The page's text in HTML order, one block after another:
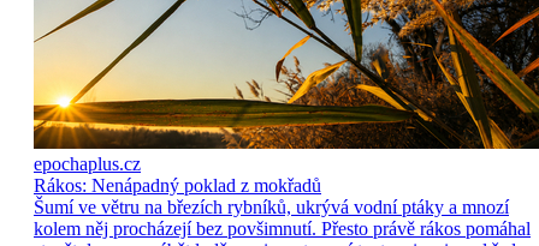
epochaplus.cz
Rákos: Nenápadný poklad z mokřadů
Šumí ve větru na březích rybníků, ukrývá vodní ptáky a mnozí
kolem něj procházejí bez povšimnutí. Přesto právě rákos pomáhal